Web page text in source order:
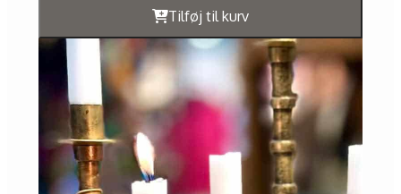
Tilføj til kurv